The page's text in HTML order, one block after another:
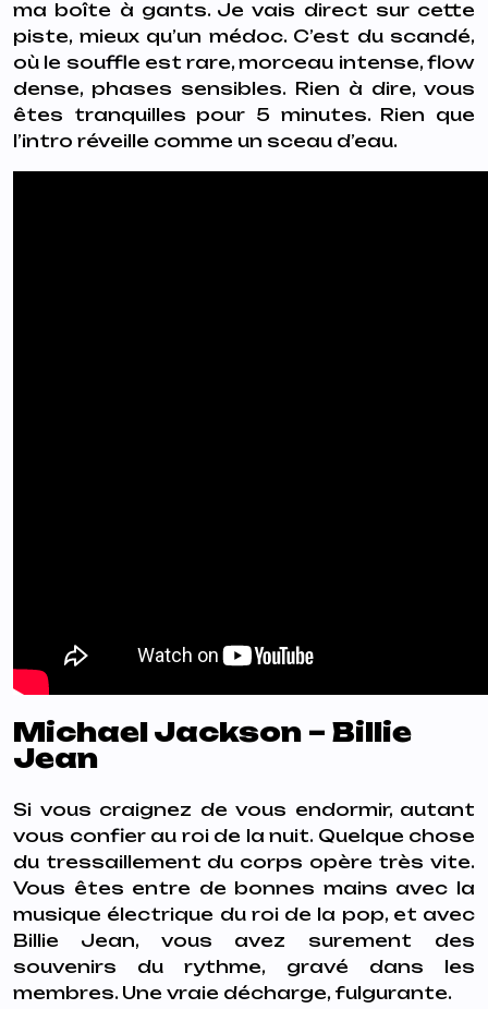
ma boîte à gants. Je vais direct sur cette
piste, mieux qu’un médoc. C’est du scandé,
où le souffle est rare, morceau intense, flow
dense, phases sensibles. Rien à dire, vous
êtes tranquilles pour 5 minutes. Rien que
l’intro réveille comme un sceau d’eau.
Michael Jackson – Billie
Jean
Si vous craignez de vous endormir, autant
vous confier au roi de la nuit. Quelque chose
du tressaillement du corps opère très vite.
Vous êtes entre de bonnes mains avec la
musique électrique du roi de la pop, et avec
Billie Jean, vous avez surement des
souvenirs du rythme, gravé dans les
membres. Une vraie décharge, fulgurante.